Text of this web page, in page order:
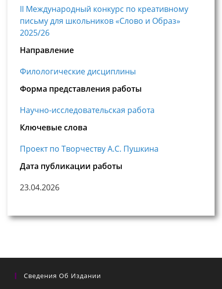
II Международный конкурс по креативному
письму для школьников «Слово и Образ»
2025/26
Направление
Филологические дисциплины
Форма представления работы
Научно-исследовательская работа
Ключевые слова
Проект по Творчеству А.С. Пушкина
Дата публикации работы
23.04.2026
Сведения Об Издании